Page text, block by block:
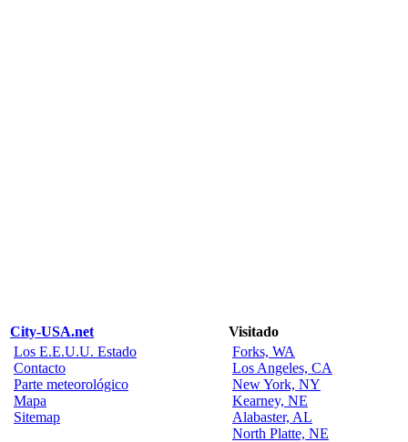
City-USA.net
Visitado
Los E.E.U.U. Estado
Contacto
Parte meteorológico
Mapa
Sitemap
Forks, WA
Los Angeles, CA
New York, NY
Kearney, NE
Alabaster, AL
North Platte, NE